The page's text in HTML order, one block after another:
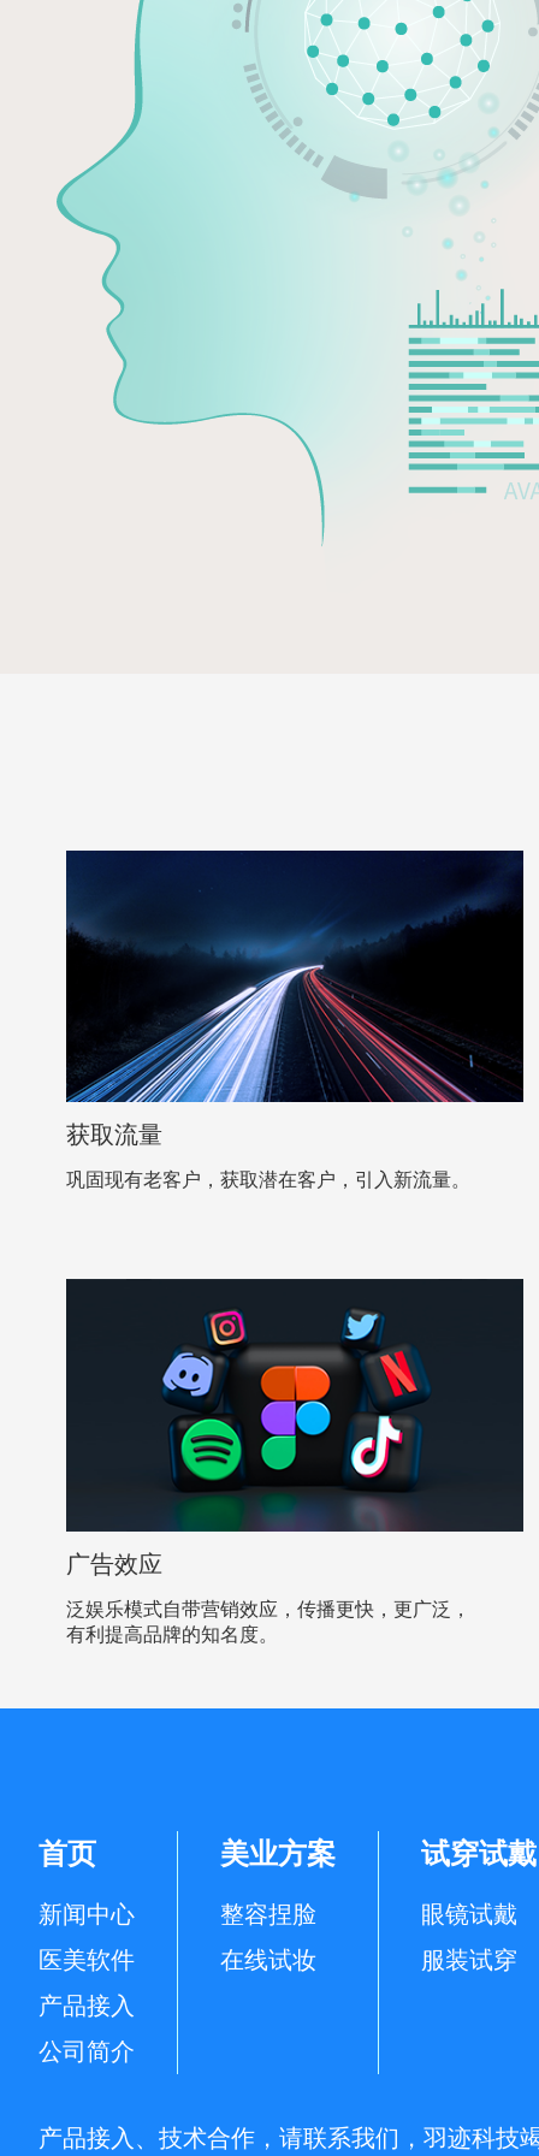
获取流量
巩固现有老客户，获取潜在客户，引入新流量。
广告效应
泛娱乐模式自带营销效应，传播更快，更广泛，
有利提高品牌的知名度。
首页
新闻中心
医美软件
产品接入
公司简介
美业方案
整容捏脸
在线试妆
试穿试戴
眼镜试戴
服装试穿
产品接入、技术合作，请联系我们，羽迹科技